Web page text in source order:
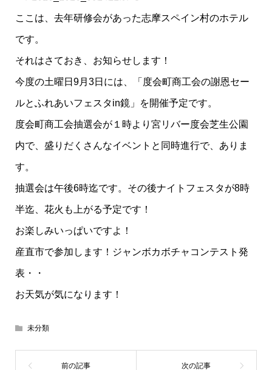
ここは、去年研修会があった志摩スペイン村のホテル
です。
それはさておき、お知らせします！
今度の土曜日9月3日には、「度会町商工会の謝恩セー
ルとふれあいフェスタin鏡」を開催予定です。
度会町商工会抽選会が１時より宮リバー度会芝生公園
内で、盛りだくさんなイベントと同時進行で、ありま
す。
抽選会は午後6時迄です。その後ナイトフェスタが8時
半迄、花火も上がる予定です！
お楽しみいっぱいですよ！
産直市で参加します！ジャンボカボチャコンテスト発
表・・
お天気が気になります！
未分類